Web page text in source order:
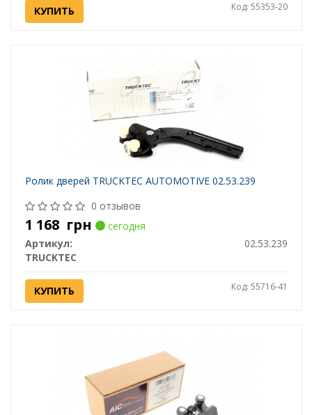
КУПИТЬ Код: 55353-20
Ролик дверей TRUCKTEC AUTOMOTIVE 02.53.239
0 отзывов
1 168 грн
сегодня
Артикул:
02.53.239
TRUCKTEC
КУПИТЬ Код: 55716-41